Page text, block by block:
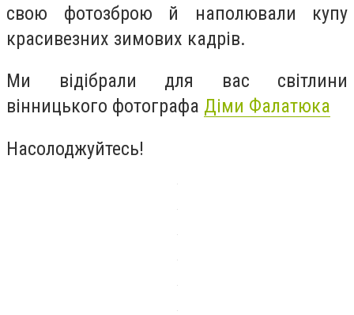
свою фотозброю й наполювали купу
красивезних зимових кадрів.
Ми відібрали для вас світлини
вінницького фотографа Діми Фалатюка
Насолоджуйтесь!